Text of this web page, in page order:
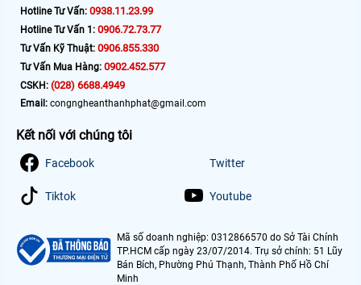
Hotline Tư Vấn: 0938.11.23.99
Hotline Tư Vấn 1: 0906.72.73.77
Tư Vấn Kỹ Thuật: 0906.855.330
Tư Vấn Mua Hàng: 0902.452.577
CSKH: (028) 6688.4949
Email: congngheanthanhphat@gmail.com
Kết nối với chúng tôi
Facebook Twitter
Tiktok Youtube
Mã số doanh nghiệp: 0312866570 do Sở Tài Chính
TP.HCM cấp ngày 23/07/2014. Trụ sở chính: 51 Lũy
Bán Bích, Phường Phú Thạnh, Thành Phố Hồ Chí
Minh